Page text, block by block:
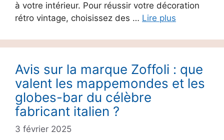
à votre intérieur. Pour réussir votre décoration
rétro vintage, choisissez des … Lire plus
Avis sur la marque Zoffoli : que
valent les mappemondes et les
globes-bar du célèbre
fabricant italien ?
3 février 2025